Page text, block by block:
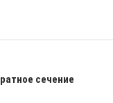
сечение